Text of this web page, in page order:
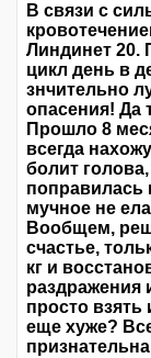
В связи с
Линдинет 20.
цикл день в
знчительно
опасения! Да
Прошло 8
всегда
болит
поправилась
мучное не
Вообщем,
счастье,
кг и
раздражения
просто взять
еще хуже?